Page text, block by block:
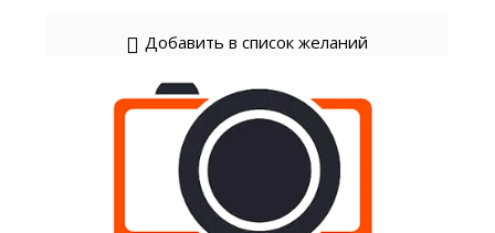
Добавить в список желаний